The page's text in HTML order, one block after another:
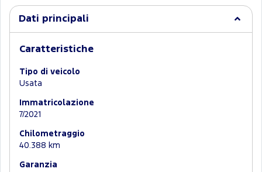
Dati principali
Caratteristiche
Tipo di veicolo
Usata
Immatricolazione
7/2021
Chilometraggio
40.388 km
Garanzia